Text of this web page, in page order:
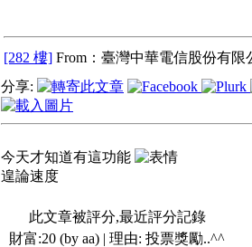
[282 樓] From：臺灣中華電信股份有限
分享:
今天才知道有這功能
遑論速度
此文章被評分,最近評分記錄
財富:20 (by aa) | 理由: 投票獎勵..^^